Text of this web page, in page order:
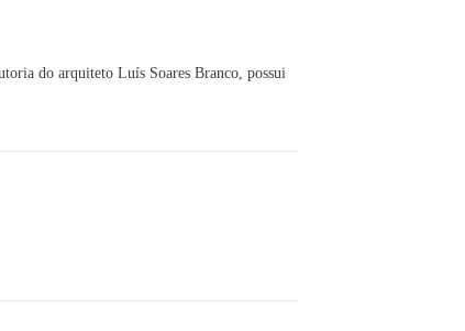
do arquiteto Luís Soares Branco, possui